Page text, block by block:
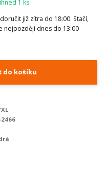
1 ks
již zítra do 18:00. Stačí,
nejpozději dnes do 13:00
do košíku